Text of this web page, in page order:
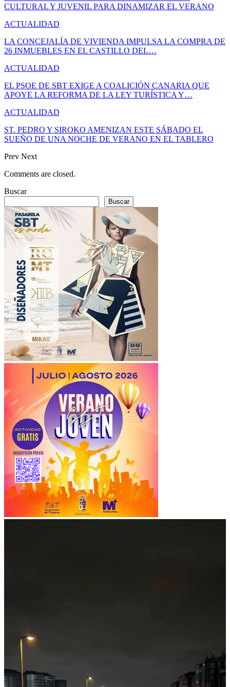
CULTURAL Y JUVENIL PARA DINAMIZAR EL VERANO
ACTUALIDAD
LA CONCEJALÍA DE VIVIENDA IMPULSA LA COMPRA DE
26 INMUEBLES EN EL CASTILLO DEL…
ACTUALIDAD
EL PSOE DE SBT EXIGE A COALICIÓN CANARIA QUE
APOYE LA REFORMA DE LA LEY TURÍSTICA Y…
ACTUALIDAD
ST. PEDRO Y SIROKO AMENIZAN ESTE SÁBADO EL
SUEÑO DE UNA NOCHE DE VERANO EN EL TABLERO
Prev Next
Comments are closed.
Buscar
Buscar